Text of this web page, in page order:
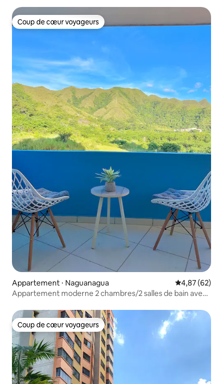
Coup de cœur voyageurs
Coup de cœur voyageurs
Appartement ⋅ Naguanagua Évaluation
4,87 (62)
Appartement moderne 2 chambres/2 salles de bain avec
Coup de cœur voyageurs
Coup de cœur voyageurs